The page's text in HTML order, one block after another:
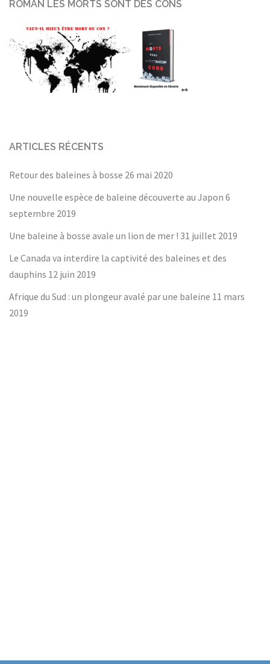
ROMAN LES MORTS SONT DES CONS
ARTICLES RÉCENTS
Retour des baleines à bosse 26 mai 2020
Une nouvelle espèce de baleine découverte au Japon 6
septembre 2019
Une baleine à bosse avale un lion de mer ! 31 juillet 2019
Le Canada va interdire la captivité des baleines et des
dauphins 12 juin 2019
Afrique du Sud : un plongeur avalé par une baleine 11 mars
2019